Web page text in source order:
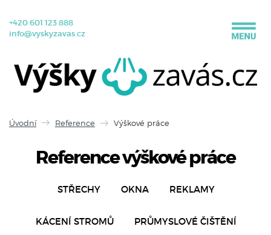
+420 601 123 888
info@vyskyzavas.cz
Úvodní Reference Výškové práce
Reference výškové práce
STŘECHY OKNA REKLAMY
KÁCENÍ STROMŮ PRŮMYSLOVÉ ČIŠTĚNÍ